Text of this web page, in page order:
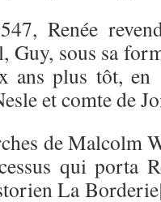
Renée
Guy, sous sa
ans plus tôt,
et comte de
de Malcolm
qui porta
La Borderie